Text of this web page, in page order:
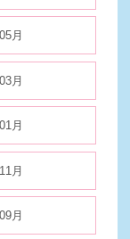
月
月
月
月
月